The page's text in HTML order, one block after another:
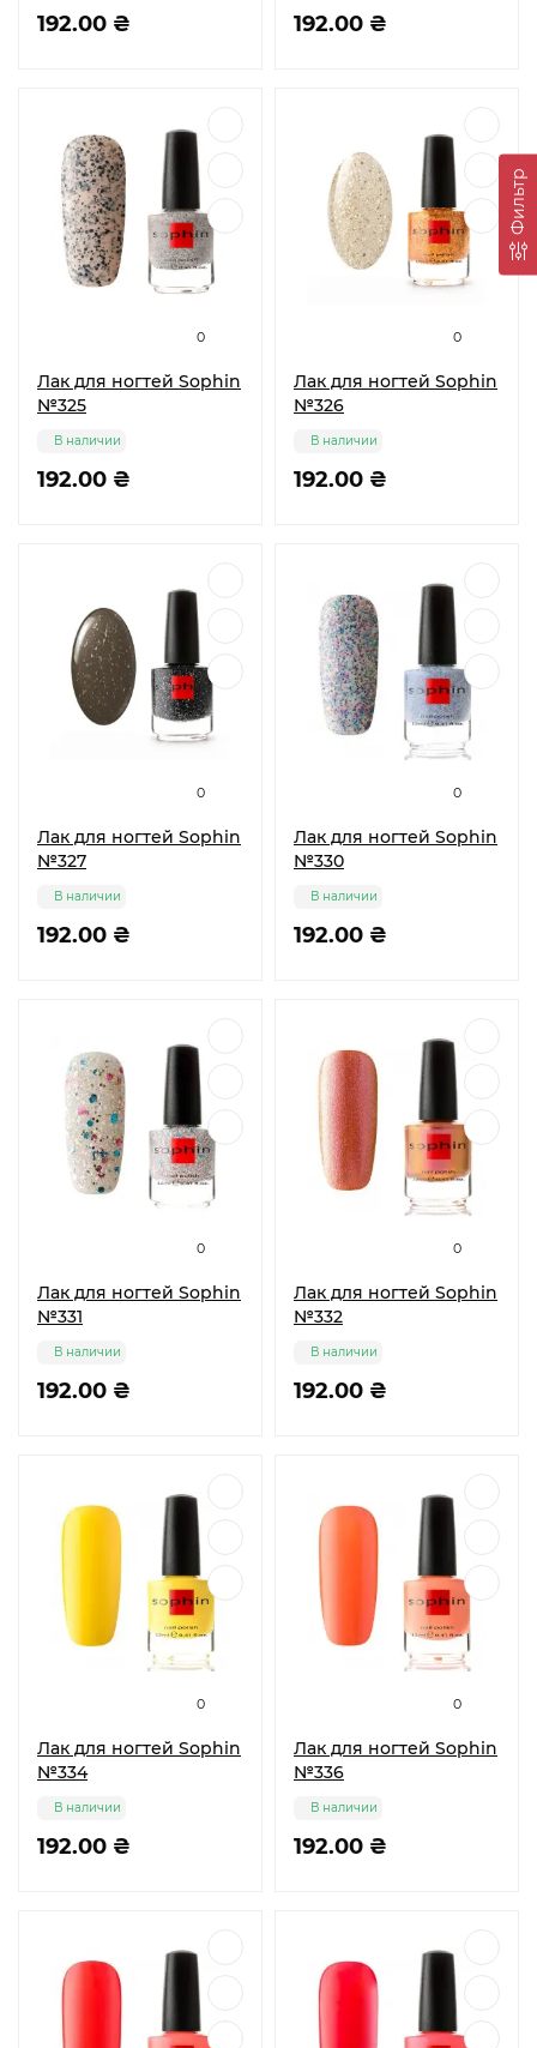
Фильтр
192.00 ₴ 192.00 ₴
0
Лак для ногтей Sophin
№325
192.00 ₴
В наличии
0
Лак для ногтей Sophin
№326
192.00 ₴
В наличии
0
Лак для ногтей Sophin
№327
192.00 ₴
В наличии
0
Лак для ногтей Sophin
№330
192.00 ₴
В наличии
0
Лак для ногтей Sophin
№331
192.00 ₴
В наличии
0
Лак для ногтей Sophin
№332
192.00 ₴
В наличии
0
Лак для ногтей Sophin
№334
192.00 ₴
В наличии
0
Лак для ногтей Sophin
№336
192.00 ₴
В наличии